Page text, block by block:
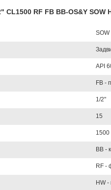
RF FB BB-OS&Y SOW
SOW
API
FB -
1/2"
15
1500
BB -
RF -
HW -